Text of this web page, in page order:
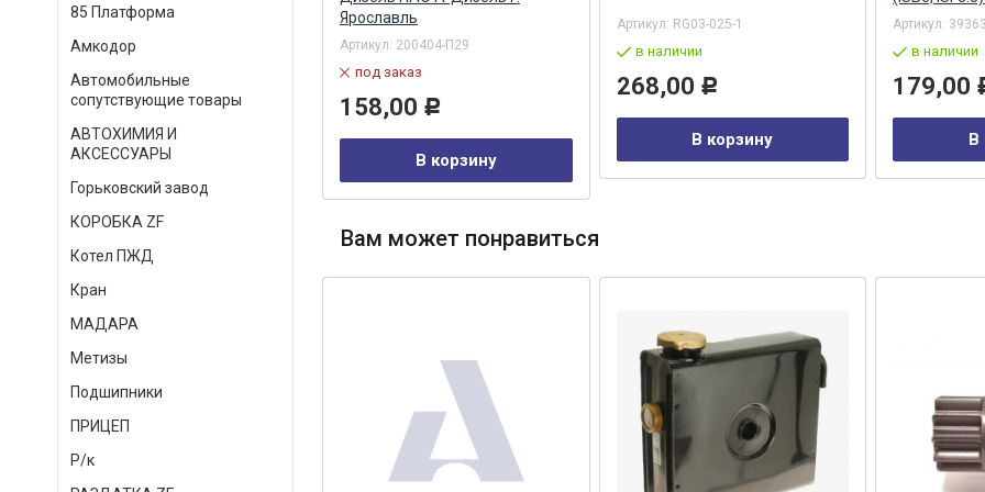
85 Платформа
Амкодор
Автомобильные
сопутствующие товары
АВТОХИМИЯ И
АКСЕССУАРЫ
Горьковский завод
КОРОБКА ZF
Котел ПЖД
Кран
МАДАРА
Метизы
Подшипники
ПРИЦЕП
Р/к
7406-1013288-02
в наличии
54,00 Р
В корзину
Ярославль
Артикул: 200404-П29
под заказ
158,00 Р
В корзину
Артикул: RG03-025-1
в наличии
268,00 Р
В корзину
Артикул:
в наличии
179,00
В
Вам может понравиться